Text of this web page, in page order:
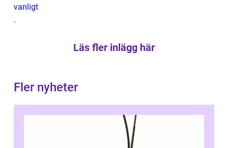
vanligt
.
Läs fler inlägg här
Fler nyheter